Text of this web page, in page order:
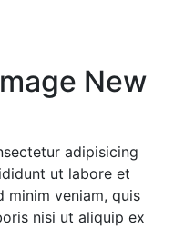
New
adipisicing
ut labore et
minim veniam, quis
nisi ut aliquip ex